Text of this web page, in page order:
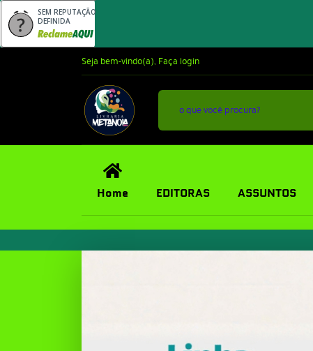
SEM REPUTAÇÃO
DEFINIDA
Seja bem-vindo(a), Faça login
Home EDITORAS ASSUNTOS